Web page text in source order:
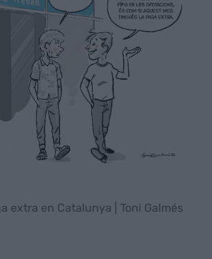
extra en Catalunya | Toni Galmés